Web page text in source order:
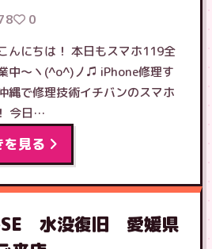
0
んにちは！ 本日もスマホ119全
中〜ヽ(^o^)丿♫ iPhone修理す
縄で修理技術イチバンのスマホ
今日…
を見る
水没復旧 愛媛県